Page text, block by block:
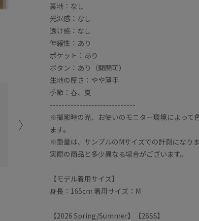
サラッとした肌触りのリネンライク素材で、ＵＶカット
すっきり感のあるシルエットで、普段Ｍサイズ着用でＭ
ズ感。
腰にかかるくらいの着丈で合わせやすいです。
裏地：なし
光沢感：なし
透け感：なし
伸縮性：あり
ポケット：あり
ボタン：あり（開閉可）
生地の厚さ：やや薄手
季節：春、夏
-----------------------------
※撮影時の光、お使いのモニター環境によって
ます。
※重量は、サンプルのMサイズでの計測になりま
実際の商品と多少異なる場合がございます。
【モデル着用サイズ】
身長：165cm 着用サイズ：M
【2026 Spring/Summer】【26SS】